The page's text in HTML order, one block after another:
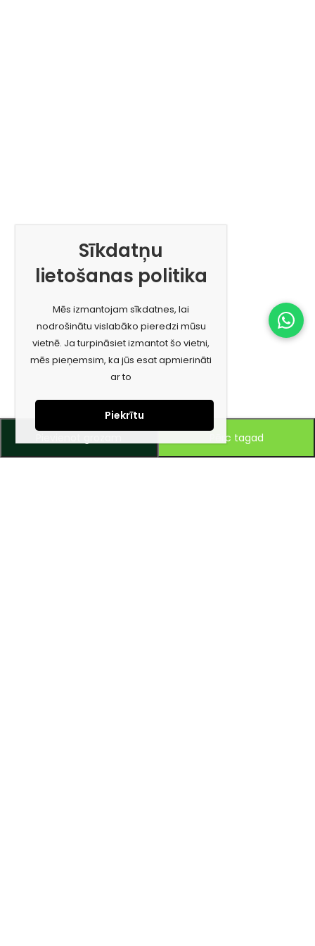
Pērc tagad
Sīkdatņu
lietošanas politika
Mēs izmantojam sīkdatnes, lai
nodrošinātu vislabāko pieredzi mūsu
vietnē. Ja turpināsiet izmantot šo vietni,
mēs pieņemsim, ka jūs esat apmierināti
ar to
Piekrītu